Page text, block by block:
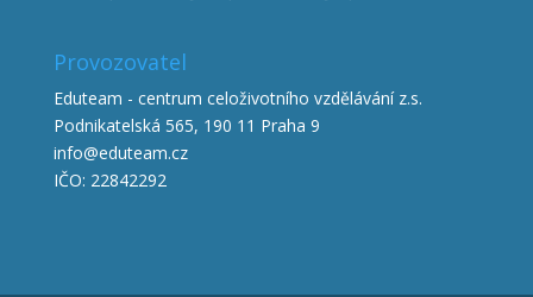
Provozovatel
Eduteam - centrum celoživotního vzdělávání z.s.
Podnikatelská 565, 190 11 Praha 9
info@eduteam.cz
IČO: 22842292